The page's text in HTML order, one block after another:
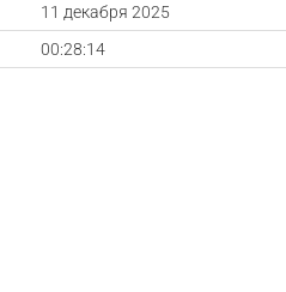
11 декабря 2025
00:28:14